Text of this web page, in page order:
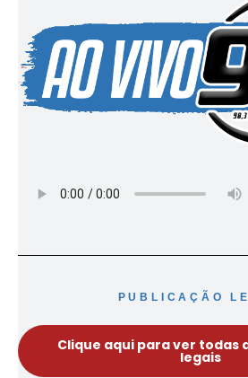
PUBLICAÇÃO
Clique aqui para ver todas
legais